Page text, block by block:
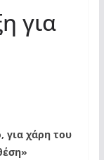
για
για χάρη του